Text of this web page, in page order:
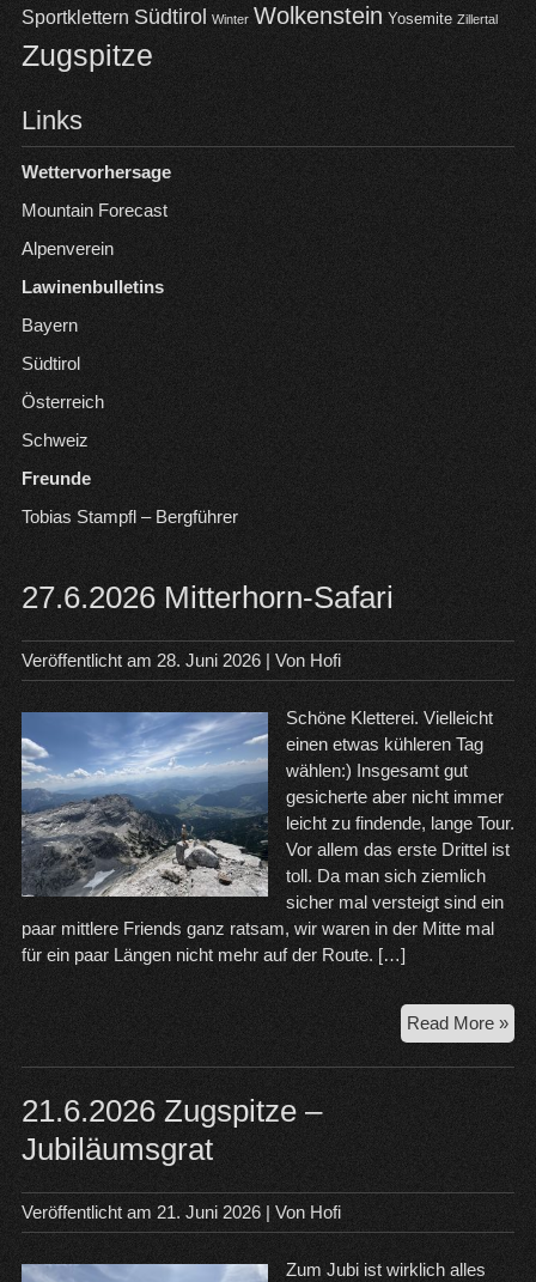
Sportklettern Südtirol Winter Wolkenstein Yosemite Zillertal
Zugspitze
Links
Wettervorhersage
Mountain Forecast
Alpenverein
Lawinenbulletins
Bayern
Südtirol
Österreich
Schweiz
Freunde
Tobias Stampfl – Bergführer
27.6.2026 Mitterhorn-Safari
Veröffentlicht am 28. Juni 2026| Von Hofi
Schöne Kletterei. Vielleicht
einen etwas kühleren Tag
wählen:) Insgesamt gut
gesicherte aber nicht immer
leicht zu findende, lange Tour.
Vor allem das erste Drittel ist
toll. Da man sich ziemlich
sicher mal versteigt sind ein
paar mittlere Friends ganz ratsam, wir waren in der Mitte mal
für ein paar Längen nicht mehr auf der Route. […]
Read More »
21.6.2026 Zugspitze –
Jubiläumsgrat
Veröffentlicht am 21. Juni 2026| Von Hofi
Zum Jubi ist wirklich alles